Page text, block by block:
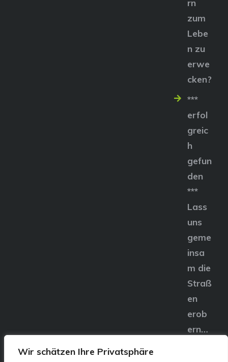
Wir schätzen Ihre Privatsphäre
rn
zum
Lebe
n zu
erwe
cken?
***
erfol
greic
h
gefun
den
***
Lass
uns
geme
insa
m die
Straß
en
erob
ern…